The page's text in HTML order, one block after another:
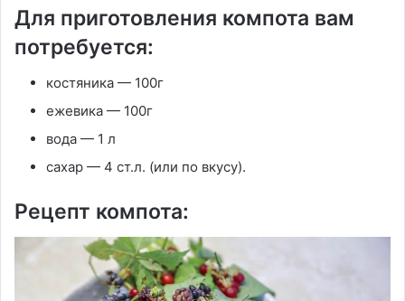
Для приготовления компота вам
потребуется:
костяника — 100г
ежевика — 100г
вода — 1 л
сахар — 4 ст.л. (или по вкусу).
Рецепт компота: